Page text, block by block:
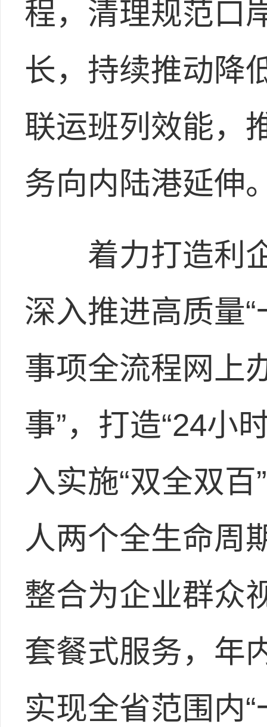
程，清理规范口
长，持续推动降
联运班列效能，
务向内陆港延伸
着力打造利企
深入推进高质量
事项全流程网上
事”，打造“24小
入实施“双全双
人两个全生命周
整合为企业群众
套餐式服务，年
实现全省范围内